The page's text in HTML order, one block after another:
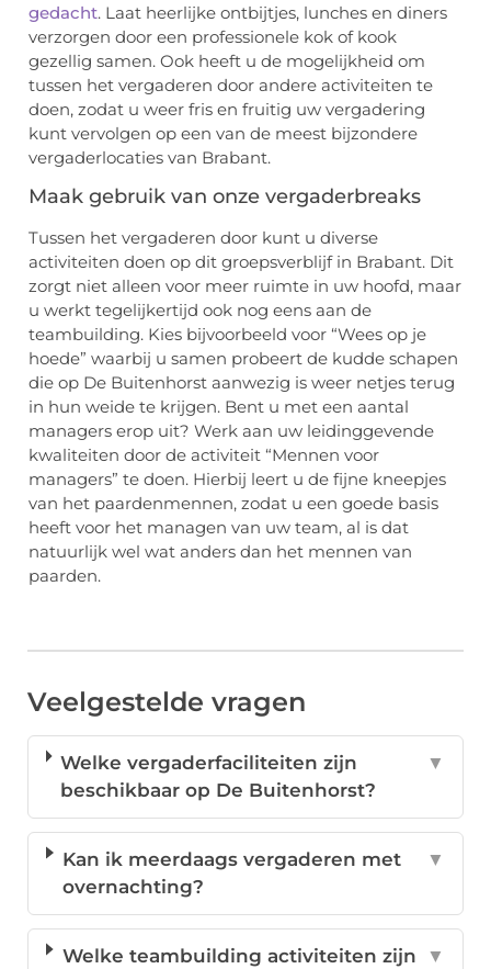
gedacht. Laat heerlijke ontbijtjes, lunches en diners
verzorgen door een professionele kok of kook
gezellig samen. Ook heeft u de mogelijkheid om
tussen het vergaderen door andere activiteiten te
doen, zodat u weer fris en fruitig uw vergadering
kunt vervolgen op een van de meest bijzondere
vergaderlocaties van Brabant.
Maak gebruik van onze vergaderbreaks
Tussen het vergaderen door kunt u diverse
activiteiten doen op dit groepsverblijf in Brabant. Dit
zorgt niet alleen voor meer ruimte in uw hoofd, maar
u werkt tegelijkertijd ook nog eens aan de
teambuilding. Kies bijvoorbeeld voor “Wees op je
hoede” waarbij u samen probeert de kudde schapen
die op De Buitenhorst aanwezig is weer netjes terug
in hun weide te krijgen. Bent u met een aantal
managers erop uit? Werk aan uw leidinggevende
kwaliteiten door de activiteit “Mennen voor
managers” te doen. Hierbij leert u de fijne kneepjes
van het paardenmennen, zodat u een goede basis
heeft voor het managen van uw team, al is dat
natuurlijk wel wat anders dan het mennen van
paarden.
Veelgestelde vragen
Welke vergaderfaciliteiten zijn
beschikbaar op De Buitenhorst?
▼
Kan ik meerdaags vergaderen met
overnachting?
▼
Welke teambuilding activiteiten zijn
▼